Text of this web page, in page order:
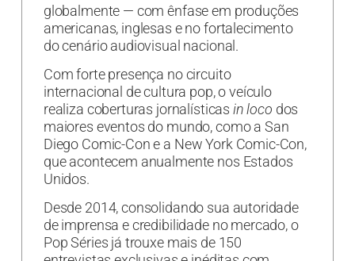
globalmente — com ênfase em produções
americanas, inglesas e no fortalecimento
do cenário audiovisual nacional.
Com forte presença no circuito
internacional de cultura pop, o veículo
realiza coberturas jornalísticas in loco dos
maiores eventos do mundo, como a San
Diego Comic-Con e a New York Comic-Con,
que acontecem anualmente nos Estados
Unidos.
Desde 2014, consolidando sua autoridade
de imprensa e credibilidade no mercado, o
Pop Séries já trouxe mais de 150